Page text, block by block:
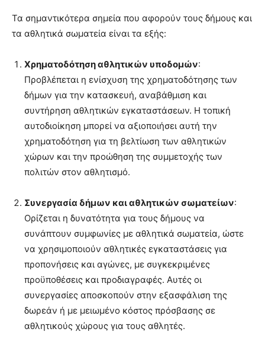
Τα σημαντικότερα σημεία που αφορούν τους δήμους και
τα αθλητικά σωματεία είναι τα εξής:
Χρηματοδότηση αθλητικών υποδομών:
Προβλέπεται η ενίσχυση της χρηματοδότησης των
δήμων για την κατασκευή, αναβάθμιση και
συντήρηση αθλητικών εγκαταστάσεων. Η τοπική
αυτοδιοίκηση μπορεί να αξιοποιήσει αυτή την
χρηματοδότηση για τη βελτίωση των αθλητικών
χώρων και την προώθηση της συμμετοχής των
πολιτών στον αθλητισμό.
Συνεργασία δήμων και αθλητικών σωματείων:
Ορίζεται η δυνατότητα για τους δήμους να
συνάπτουν συμφωνίες με αθλητικά σωματεία, ώστε
να χρησιμοποιούν αθλητικές εγκαταστάσεις για
προπονήσεις και αγώνες, με συγκεκριμένες
προϋποθέσεις και προδιαγραφές. Αυτές οι
συνεργασίες αποσκοπούν στην εξασφάλιση της
δωρεάν ή με μειωμένο κόστος πρόσβασης σε
αθλητικούς χώρους για τους αθλητές.